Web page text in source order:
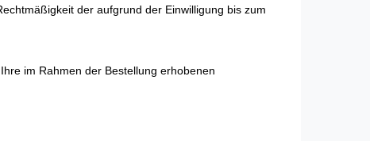
der aufgrund der Einwilligung bis zum
im Rahmen der Bestellung erhobenen